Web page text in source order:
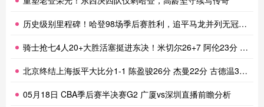
历史级别里程碑！哈登98场季后赛胜利，追平马龙并列无冠球员历史第一
骑士抢七4人20+大胜活塞挺进东决！米切尔26+7 阿伦23分 梅里尔23分 詹金斯17分
北京终结上海扳平大比分1-1 陈盈骏26分 杰曼22分 古德温32分
05月18日 CBA季后赛半决赛G2 广厦vs深圳直播前瞻分析